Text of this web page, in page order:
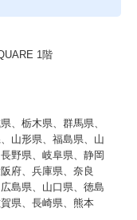
1階
、栃木県、群馬県、
山形県、福島県、山
野県、岐阜県、静岡
府、兵庫県、奈良
島県、山口県、徳島
県、長崎県、熊本